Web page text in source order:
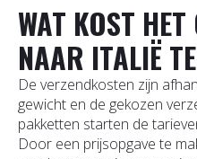
WAT KOST
NAAR ITALIË
De verzendkosten zijn
gewicht en de gekozen
pakketten starten de
Door een prijsopgave te